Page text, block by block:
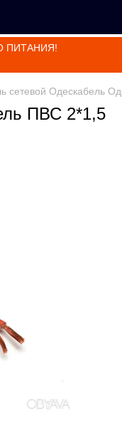
ПИТАНИЯ!
сетевой Одескабель
ПВС 2*1,5